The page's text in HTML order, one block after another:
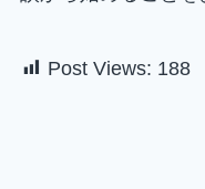
Post Views: 188